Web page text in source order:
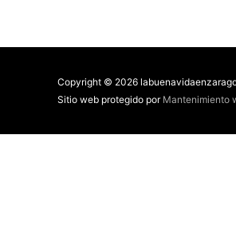
Copyright © 2026
Sitio web protegido por Mantenimiento